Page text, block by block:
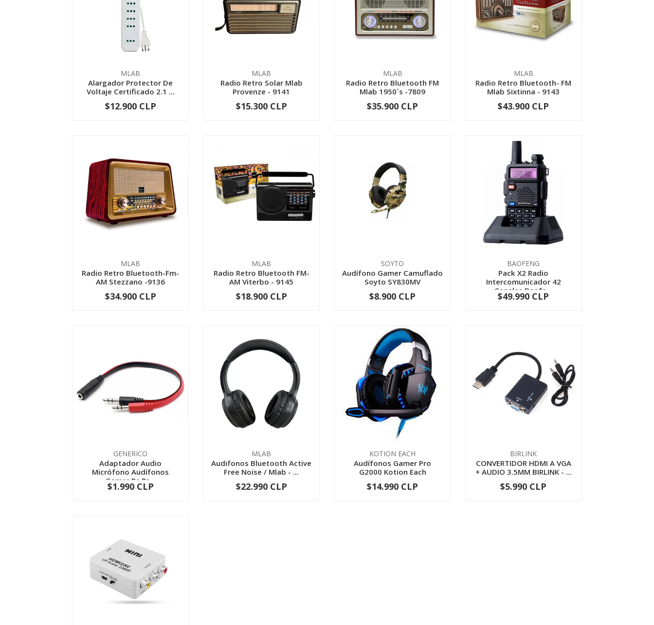
MLAB
Alargador Protector De
Voltaje Certificado 2.1 ...
+
$12.900 CLP
MLAB
Radio Retro Solar Mlab
Provenze - 9141
+
$15.300 CLP
MLAB
Radio Retro Bluetooth FM
Mlab 1950´s -7809
+
$35.900 CLP
MLAB
Radio Retro Bluetooth- FM
Mlab Sixtinna - 9143
+
$43.900 CLP
MLAB
Radio Retro Bluetooth-Fm-
AM Stezzano -9136
+
$34.900 CLP
MLAB
Radio Retro Bluetooth FM-
AM Viterbo - 9145
+
$18.900 CLP
SOYTO
Audífono Gamer Camuflado
Soyto SY830MV
+
$8.900 CLP
BAOFENG
Pack X2 Radio
Intercomunicador 42
Canales Baofe...
+
$49.990 CLP
GENERICO
Adaptador Audio
Micrófono Audífonos
Gamer Pc Ps...
+
$1.990 CLP
MLAB
Audifonos Bluetooth Active
Free Noise / Mlab - ...
+
$22.990 CLP
KOTION EACH
Audífonos Gamer Pro
G2000 Kotion Each
+
$14.990 CLP
BIRLINK
CONVERTIDOR HDMI A VGA
+ AUDIO 3.5MM BIRLINK - ...
+
$5.990 CLP